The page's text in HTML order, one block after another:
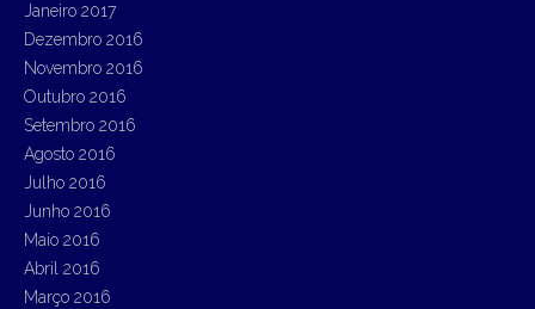
Janeiro 2017
Dezembro 2016
Novembro 2016
Outubro 2016
Setembro 2016
Agosto 2016
Julho 2016
Junho 2016
Maio 2016
Abril 2016
Março 2016